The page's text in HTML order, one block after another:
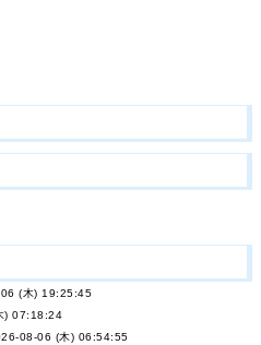
(木) 19:25:45
) 07:18:24
08-06 (木) 06:54:55